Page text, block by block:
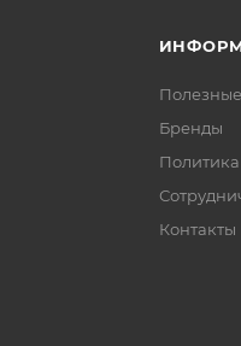
Полезные
Бренды
Контакты